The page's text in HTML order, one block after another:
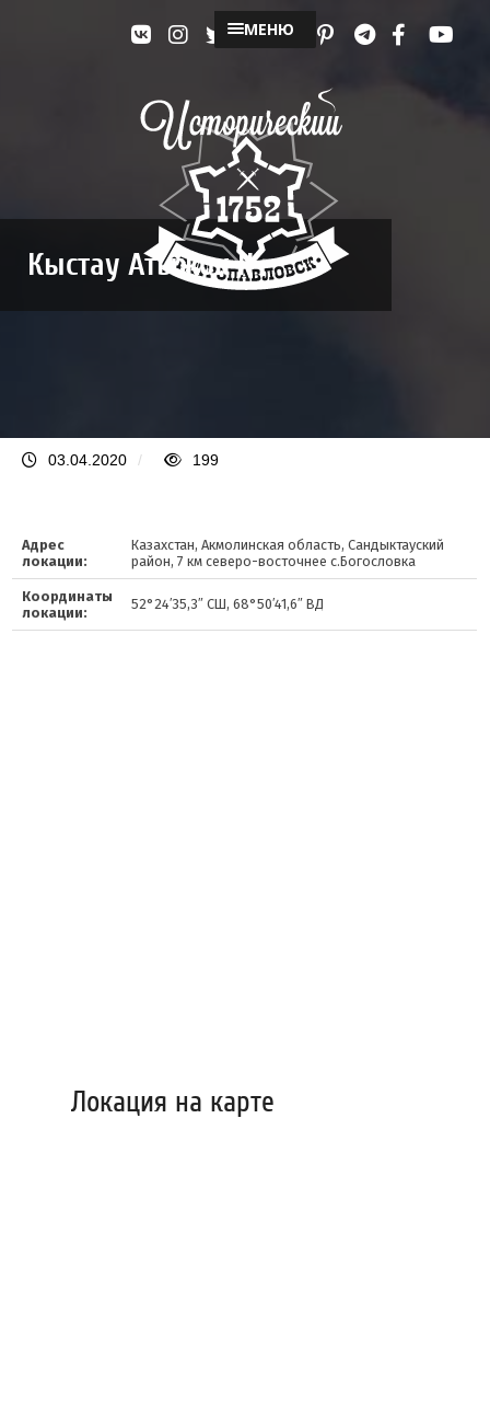
МЕНЮ
Кыстау Атыжок II
03.04.2020 / 199
Адрес
локации:
Казахстан, Акмолинская область, Сандыктауский
район, 7 км северо-восточнее с.Богословка
Координаты
локации:
52°24′35,3″ СШ, 68°50′41,6″ ВД
Локация на карте